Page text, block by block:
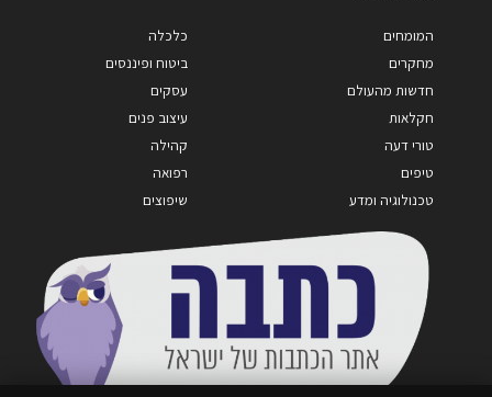
המומחים
מחקרים
חדשות מהעולם
חקלאות
טורי דעה
טיפים
טכנולוגיה ומדע
כלכלה
ביטוח ופיננסים
עסקים
עיצוב פנים
קהילה
רפואה
שיפוצים